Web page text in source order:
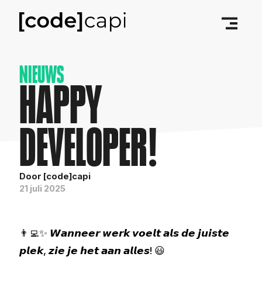
NIEUWS
HAPPY
DEVELOPER!
Door [code]capi
21 juli 2025
👨‍💻✨ 𝙒𝙖𝙣𝙣𝙚𝙚𝙧 𝙬𝙚𝙧𝙠 𝙫𝙤𝙚𝙡𝙩 𝙖𝙡𝙨 𝙙𝙚 𝙟𝙪𝙞𝙨𝙩𝙚
𝙥𝙡𝙚𝙠, 𝙯𝙞𝙚 𝙟𝙚 𝙝𝙚𝙩 𝙖𝙖𝙣 𝙖𝙡𝙡𝙚𝙨! 😃